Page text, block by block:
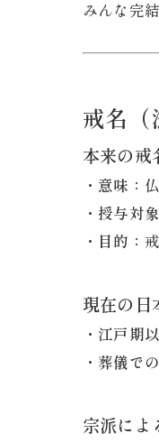
みんな完
戒名（
本来の戒
・意味：
・授与対象
・目的：
現在の日
・江戸期
・葬儀で
宗派によ